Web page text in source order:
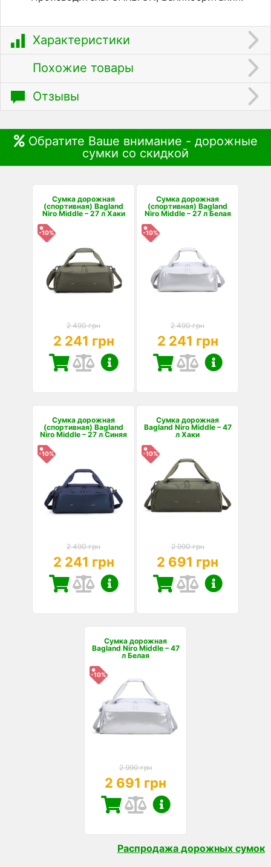
Характеристики
Похожие товары
Отзывы
Обратите Ваше внимание - дорожные
сумки со скидкой
Сумка дорожная
(спортивная) Bagland
Niro Middle – 27 л Хаки
-10%
2 490 грн
2 241 грн
Сумка дорожная
(спортивная) Bagland
Niro Middle – 27 л Белая
-10%
2 490 грн
2 241 грн
Сумка дорожная
(спортивная) Bagland
Niro Middle – 27 л Синяя
-10%
2 490 грн
2 241 грн
Сумка дорожная
Bagland Niro Middle – 47
л Хаки
-10%
2 990 грн
2 691 грн
Сумка дорожная
Bagland Niro Middle – 47
л Белая
-10%
2 990 грн
2 691 грн
Распродажа дорожных сумок